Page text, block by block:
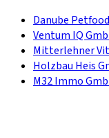
Danube
Ventum IQ
Mitterlehner
Holzbau Heis
M32 Immo